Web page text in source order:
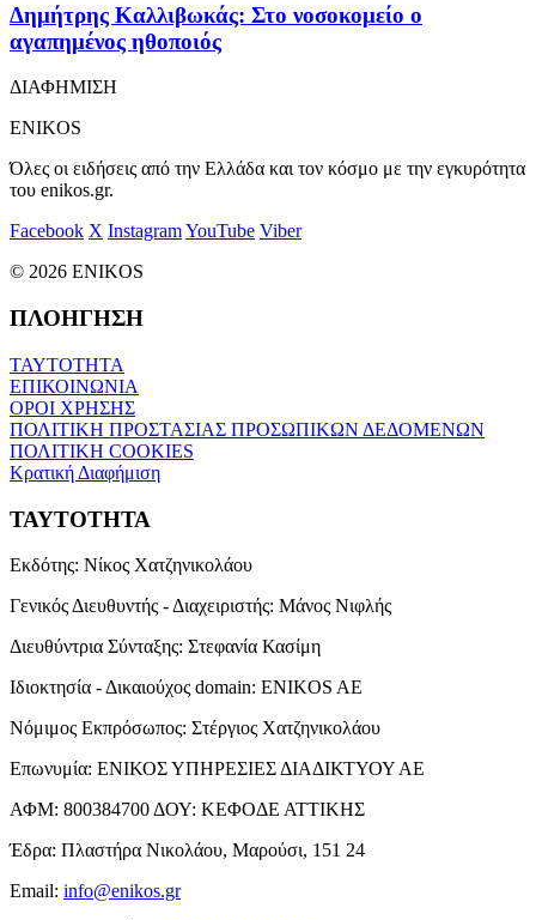
Δημήτρης Καλλιβωκάς: Στο νοσοκομείο ο
αγαπημένος ηθοποιός
ΔΙΑΦΗΜΙΣΗ
ENIKOS
Όλες οι ειδήσεις από την Ελλάδα και τον κόσμο με την εγκυρότητα
του enikos.gr.
Facebook X InstagramYouTube Viber
© 2026 ENIKOS
ΠΛΟΗΓΗΣΗ
ΤΑΥΤΟΤΗΤΑ
ΕΠΙΚΟΙΝΩΝΙΑ
ΟΡΟΙ ΧΡΗΣΗΣ
ΠΟΛΙΤΙΚΗ ΠΡΟΣΤΑΣΙΑΣ ΠΡΟΣΩΠΙΚΩΝ ΔΕΔΟΜΕΝΩΝ
ΠΟΛΙΤΙΚΗ COOKIES
Κρατική Διαφήμιση
ΤΑΥΤΟΤΗΤΑ
Εκδότης: Νίκος Χατζηνικολάου
Γενικός Διευθυντής - Διαχειριστής: Μάνος Νιφλής
Διευθύντρια Σύνταξης: Στεφανία Κασίμη
Ιδιοκτησία - Δικαιούχος domain: ENIKOS AE
Νόμιμος Εκπρόσωπος: Στέργιος Χατζηνικολάου
Επωνυμία: ΕΝΙΚΟΣ ΥΠΗΡΕΣΙΕΣ ΔΙΑΔΙΚΤΥΟΥ ΑΕ
ΑΦΜ: 800384700 ΔΟΥ: ΚΕΦΟΔΕ ΑΤΤΙΚΗΣ
Έδρα: Πλαστήρα Νικολάου, Μαρούσι, 151 24
Email: info@enikos.gr